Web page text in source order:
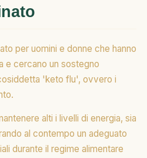
per uomini e donne che hanno
e cercano un sostegno
'keto flu', ovvero i
alti i livelli di energia, sia
al contempo un adeguato
durante il regime alimentare